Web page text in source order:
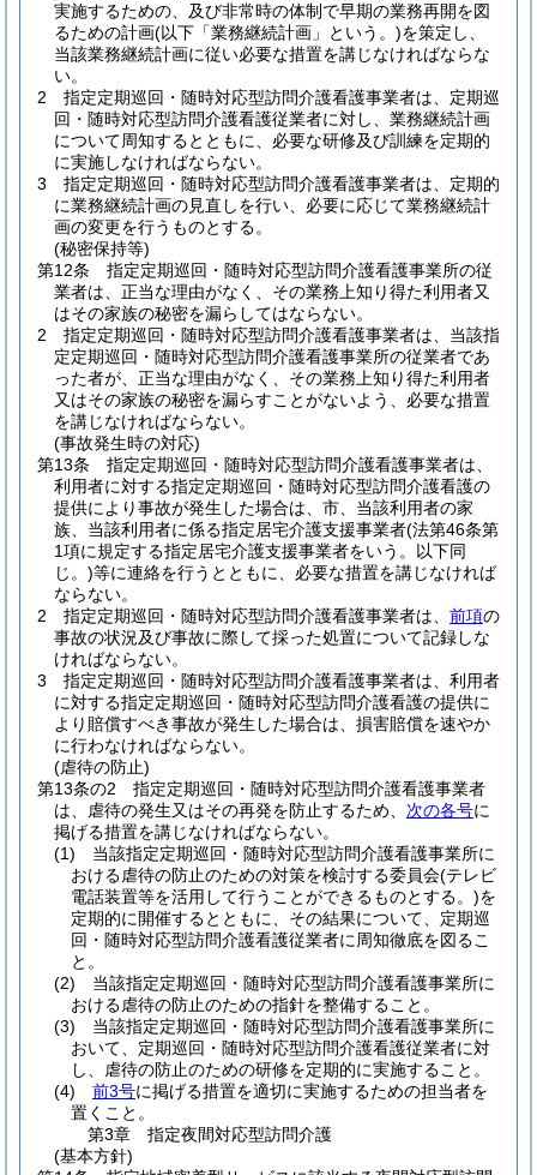
実施するための、及び非常時の体制で早期の業務再開を図
るための計画(以下「業務継続計画」という。)を策定し、
当該業務継続計画に従い必要な措置を講じなければならな
い。
2
指定定期巡回・随時対応型訪問介護看護事業者は、定期巡
回・随時対応型訪問介護看護従業者に対し、業務継続計画
について周知するとともに、必要な研修及び訓練を定期的
に実施しなければならない。
3
指定定期巡回・随時対応型訪問介護看護事業者は、定期的
に業務継続計画の見直しを行い、必要に応じて業務継続計
画の変更を行うものとする。
(秘密保持等)
第12条
指定定期巡回・随時対応型訪問介護看護事業所の従
業者は、正当な理由がなく、その業務上知り得た利用者又
はその家族の秘密を漏らしてはならない。
2
指定定期巡回・随時対応型訪問介護看護事業者は、当該指
定定期巡回・随時対応型訪問介護看護事業所の従業者であ
った者が、正当な理由がなく、その業務上知り得た利用者
又はその家族の秘密を漏らすことがないよう、必要な措置
を講じなければならない。
(事故発生時の対応)
第13条
指定定期巡回・随時対応型訪問介護看護事業者は、
利用者に対する指定定期巡回・随時対応型訪問介護看護の
提供により事故が発生した場合は、市、当該利用者の家
族、当該利用者に係る指定居宅介護支援事業者(法第46条第
1項に規定する指定居宅介護支援事業者をいう。以下同
じ。)等に連絡を行うとともに、必要な措置を講じなければ
ならない。
2
指定定期巡回・随時対応型訪問介護看護事業者は、 前項の
事故の状況及び事故に際して採った処置について記録しな
ければならない。
3
指定定期巡回・随時対応型訪問介護看護事業者は、利用者
に対する指定定期巡回・随時対応型訪問介護看護の提供に
より賠償すべき事故が発生した場合は、損害賠償を速やか
に行わなければならない。
(虐待の防止)
第13条の2
指定定期巡回・随時対応型訪問介護看護事業者
は、虐待の発生又はその再発を防止するため、 次の各号に
掲げる措置を講じなければならない。
(1)
当該指定定期巡回・随時対応型訪問介護看護事業所に
おける虐待の防止のための対策を検討する委員会(テレビ
電話装置等を活用して行うことができるものとする。)を
定期的に開催するとともに、その結果について、定期巡
回・随時対応型訪問介護看護従業者に周知徹底を図るこ
と。
(2)
当該指定定期巡回・随時対応型訪問介護看護事業所に
おける虐待の防止のための指針を整備すること。
(3)
当該指定定期巡回・随時対応型訪問介護看護事業所に
おいて、定期巡回・随時対応型訪問介護看護従業者に対
し、虐待の防止のための研修を定期的に実施すること。
(4)
前3号に掲げる措置を適切に実施するための担当者を
置くこと。
第3章
指定夜間対応型訪問介護
(基本方針)